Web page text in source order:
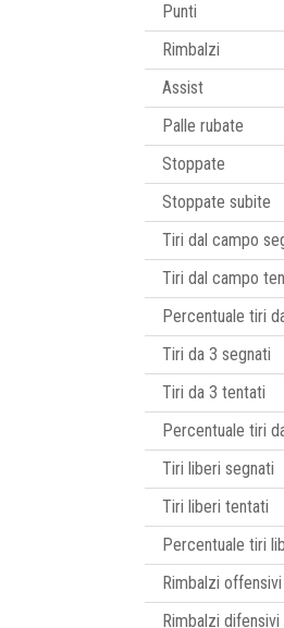
Punti
Rimbalzi
Assist
Palle rubate
Stoppate
Stoppate subite
Tiri dal campo
Tiri dal campo
Percentuale tiri
Tiri da 3 segnati
Tiri da 3 tentati
Percentuale tiri
Tiri liberi segnati
Tiri liberi tentati
Percentuale tiri
Rimbalzi offensivi
Rimbalzi difensivi